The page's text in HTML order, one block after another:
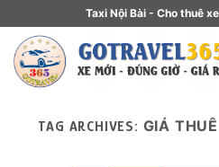
Taxi Nội Bài - Cho thuê
TAG ARCHIVES: GIÁ